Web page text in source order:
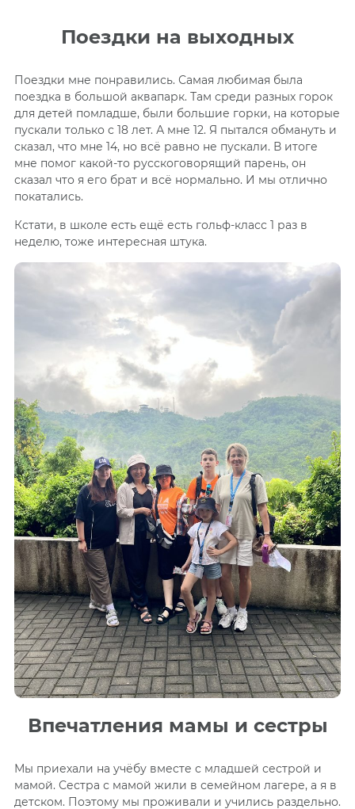
Поездки на выходных
Поездки мне понравились. Самая любимая была
поездка в большой аквапарк. Там среди разных горок
для детей помладше, были большие горки, на которые
пускали только с 18 лет. А мне 12. Я пытался обмануть и
сказал, что мне 14, но всё равно не пускали. В итоге
мне помог какой-то русскоговорящий парень, он
сказал что я его брат и всё нормально. И мы отлично
покатались.
Кстати, в школе есть ещё есть гольф-класс 1 раз в
неделю, тоже интересная штука.
Впечатления мамы и сестры
Мы приехали на учёбу вместе с младшей сестрой и
мамой. Сестра с мамой жили в семейном лагере, а я в
детском. Поэтому мы проживали и учились раздельно.